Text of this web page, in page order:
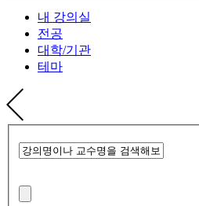
내 강의실
전공
대학/기관
테마